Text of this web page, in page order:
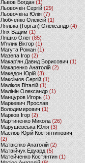
Львов Богдан (1)
Льовочкін Сергій (29)
Льовочкіна Юлія(7)
Любченко Олексій(1)
Лялька (Горган) Олександр(4)
Лях Вадим (1)
Ляшко Олег (85)
М'ялик Віктор(1)
Магута Роман(1)
Мазепа Ігор (2)
Макар'ян Давид Борисович(1)
Макаренко Анатолій (2)
Македон Юрій(3)
Максімов Сергій (1)
Маліков Віталій (1)
Малінін Олександр (1)
Манцуров Игорь (1)
Маркевич Ярослав
Володимирович (1)
Марков Ігор (2)
Мартиненко Микола (26)
Марушевська Юлія (3)
Маслов Юрій Костянтинович
(2)
Матвієнко Анатолій (2)
Матвійчук Едуард(5)
Матейченко Костянтин (1)